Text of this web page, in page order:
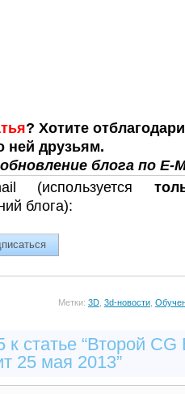
? Хотите
ней друзьям.
обновление блога по E-
(используется
блога):
Метки: 3D 3d-новости
к статье “Второй CG
25 мая 2013”